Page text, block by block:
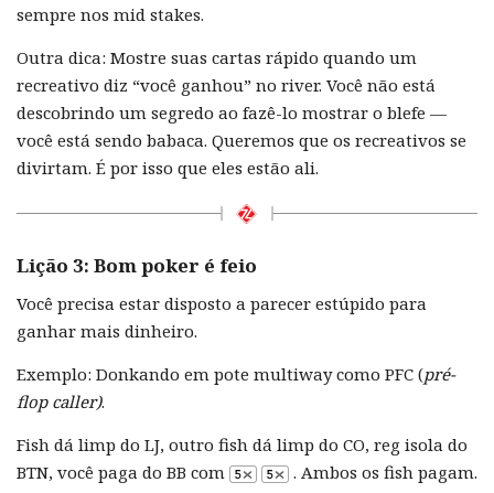
sempre nos mid stakes.
Outra dica: Mostre suas cartas rápido quando um
recreativo diz “você ganhou” no river. Você não está
descobrindo um segredo ao fazê-lo mostrar o blefe —
você está sendo babaca. Queremos que os recreativos se
divirtam. É por isso que eles estão ali.
Lição 3: Bom poker é feio
Você precisa estar disposto a parecer estúpido para
ganhar mais dinheiro.
Exemplo: Donkando em pote multiway como PFC (pré-
flop caller).
Fish dá limp do LJ, outro fish dá limp do CO, reg isola do
BTN, você paga do BB com
. Ambos os fish pagam.